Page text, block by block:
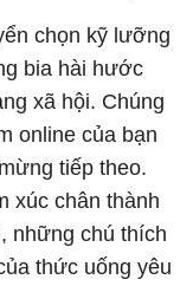
chọn kỹ lưỡng
bia hài hước
xã hội. Chúng
online của bạn
tiếp theo.
xúc chân thành
những chú thích
thức uống yêu